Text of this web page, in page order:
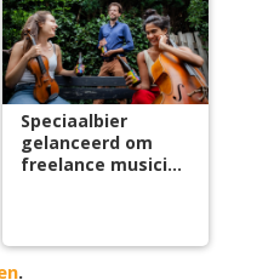
Speciaalbier
gelanceerd om
freelance musici
.